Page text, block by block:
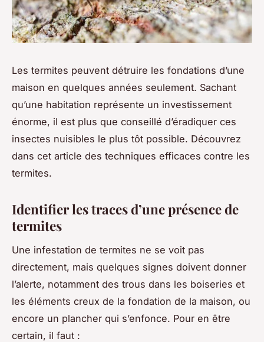
Les termites peuvent détruire les fondations d’une
maison en quelques années seulement. Sachant
qu’une habitation représente un investissement
énorme, il est plus que conseillé d’éradiquer ces
insectes nuisibles le plus tôt possible. Découvrez
dans cet article des techniques efficaces contre les
termites.
Identifier les traces d’une présence de
termites
Une infestation de termites ne se voit pas
directement, mais quelques signes doivent donner
l’alerte, notamment des trous dans les boiseries et
les éléments creux de la fondation de la maison, ou
encore un plancher qui s’enfonce. Pour en être
certain, il faut :